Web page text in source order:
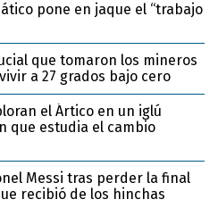
pone en jaque el “trabajo
que tomaron los mineros
a 27 grados bajo cero
el Ártico en un iglú
que estudia el cambio
Messi tras perder la final
recibió de los hinchas